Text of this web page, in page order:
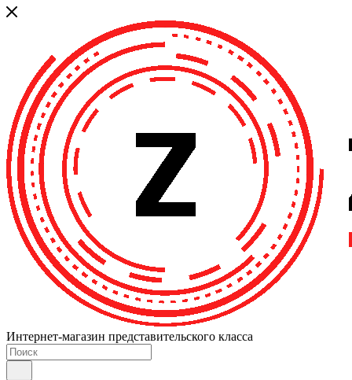
Интернет-магазин представительского класса